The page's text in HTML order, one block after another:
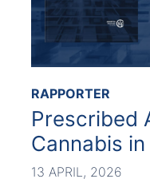
RAPPORTER
Prescribed
Cannabis
13 APRIL, 2026